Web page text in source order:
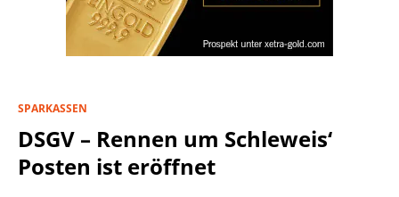
SPARKASSEN
DSGV – Rennen um Schleweis‘
Posten ist eröffnet